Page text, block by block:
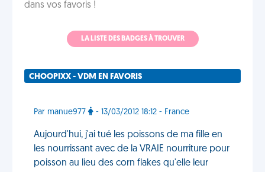
dans vos favoris !
LA LISTE DES BADGES À TROUVER
CHOOPIXX - VDM EN FAVORIS
Par manue977 - 13/03/2012 18:12 - France
Aujourd'hui, j'ai tué les poissons de ma fille en
les nourrissant avec de la VRAIE nourriture pour
poisson au lieu des corn flakes qu'elle leur